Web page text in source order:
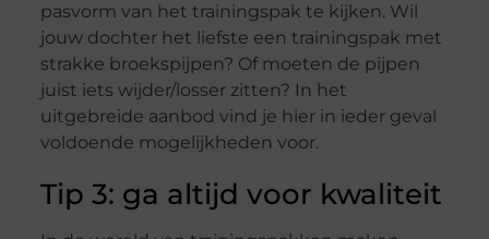
pasvorm van het trainingspak te kijken. Wil
jouw dochter het liefste een trainingspak met
strakke broekspijpen? Of moeten de pijpen
juist iets wijder/losser zitten? In het
uitgebreide aanbod vind je hier in ieder geval
voldoende mogelijkheden voor.
Tip 3: ga altijd voor kwaliteit